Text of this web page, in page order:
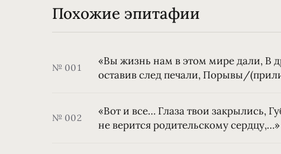
Похожие эпитафии
№ 001
«Вы жизнь нам в этом мире дали, В
оставив след печали, Порывы/
№ 002
«Вот и все… Глаза твои закрылись,
не верится родительскому сердцу,…»